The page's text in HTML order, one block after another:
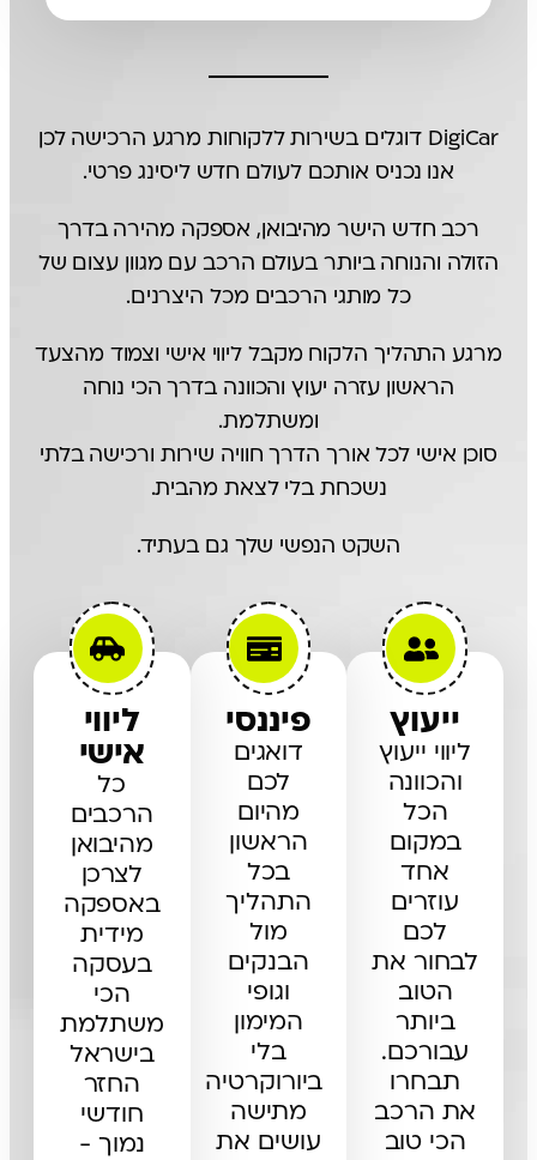
DigiCar דוגלים בשירות ללקוחות מרגע הרכישה לכן
אנו נכניס אותכם לעולם חדש ליסינג פרטי.
רכב חדש הישר מהיבואן, אספקה מהירה בדרך
הזולה והנוחה ביותר בעולם הרכב עם מגוון עצום של
כל מותגי הרכבים מכל היצרנים.
מרגע התהליך הלקוח מקבל ליווי אישי וצמוד מהצעד
הראשון עזרה יעוץ והכוונה בדרך הכי נוחה
ומשתלמת.
סוכן אישי לכל אורך הדרך חוויה שירות ורכישה בלתי
נשכחת בלי לצאת מהבית.
השקט הנפשי שלך גם בעתיד.
ייעוץ
ליווי ייעוץ
והכוונה
הכל
במקום
אחד
עוזרים
לכם
לבחור את
הטוב
ביותר
עבורכם.
תבחרו
את הרכב
הכי טוב
פיננסי
דואגים
לכם
מהיום
הראשון
בכל
התהליך
מול
הבנקים
וגופי
המימון
בלי
ביורוקרטיה
מתישה
עושים את
ליווי
אישי
כל
הרכבים
מהיבואן
לצרכן
באספקה
מידית
בעסקה
הכי
משתלמת
בישראל
החזר
חודשי
נמוך -